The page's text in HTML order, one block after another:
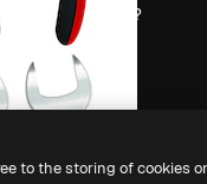
magnific.ai?
to the storing of cookies